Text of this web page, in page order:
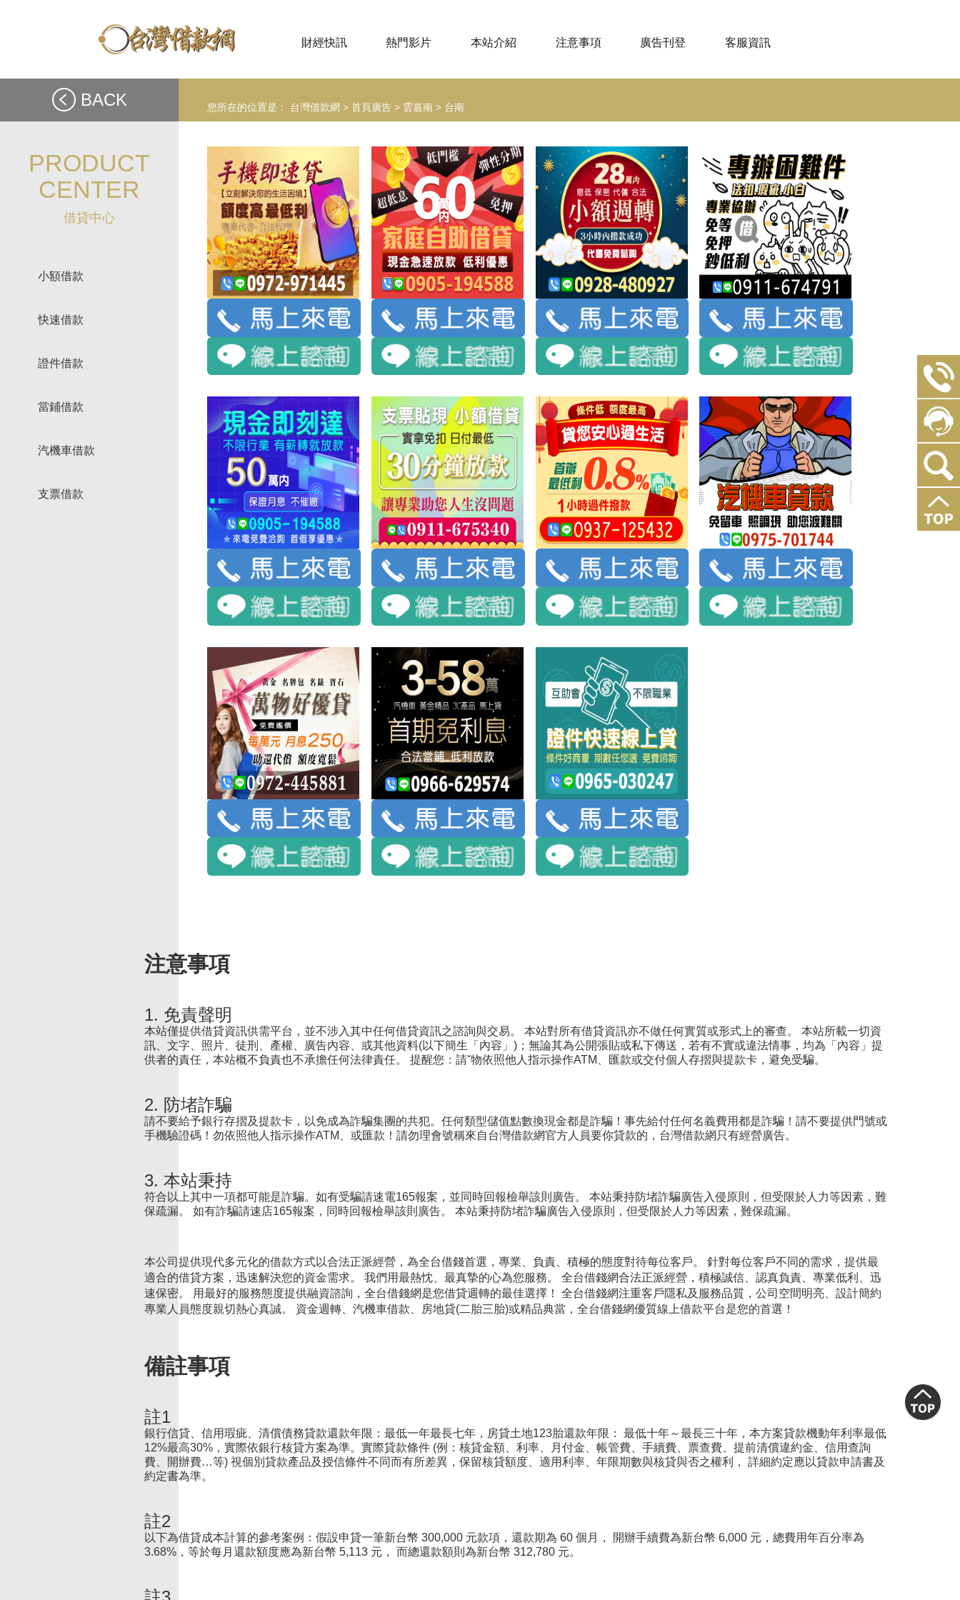
財經快訊 熱門影片 本站介紹 注意事項 廣告刊登 客服資訊
BACK
PRODUCT
CENTER
借貸中心
小額借款
快速借款
證件借款
當鋪借款
汽機車借款
支票借款
您所在的位置是： 台灣借款網 > 首頁廣告 > 雲嘉南 > 台南
注意事項
1. 免責聲明
本站僅提供借貸資訊供需平台，並不涉入其中任何借貸資訊之諮詢與交易。 本站對所有借貸資訊亦不做任何實質或形式上的審查。 本站所載一切資
訊、文字、照片、徒刑、產權、廣告內容、或其他資料(以下簡生「內容」)；無論其為公開張貼或私下傳送，若有不實或違法情事，均為「內容」提
供者的責任，本站概不負責也不承擔任何法律責任。 提醒您：請ˇ物依照他人指示操作ATM、匯款或交付個人存摺與提款卡，避免受騙。
2. 防堵詐騙
請不要給予銀行存摺及提款卡，以免成為詐騙集團的共犯。任何類型儲值點數換現金都是詐騙！事先給付任何名義費用都是詐騙！請不要提供門號或
手機驗證碼！勿依照他人指示操作ATM、或匯款！請勿理會號稱來自台灣借款網官方人員要你貸款的，台灣借款網只有經營廣告。
3. 本站秉持
符合以上其中一項都可能是詐騙。如有受騙請速電165報案，並同時回報檢舉該則廣告。 本站秉持防堵詐騙廣告入侵原則，但受限於人力等因素，難
保疏漏。 如有詐騙請速店165報案，同時回報檢舉該則廣告。 本站秉持防堵詐騙廣告入侵原則，但受限於人力等因素，難保疏漏。
本公司提供現代多元化的借款方式以合法正派經營，為全台借錢首選，專業、負責、積極的態度對待每位客戶。 針對每位客戶不同的需求，提供最
適合的借貸方案，迅速解決您的資金需求。 我們用最熱忱、最真摯的心為您服務。 全台借錢網合法正派經營，積極誠信、認真負責、專業低利、迅
速保密。 用最好的服務態度提供融資諮詢，全台借錢網是您借貸週轉的最佳選擇！ 全台借錢網注重客戶隱私及服務品質，公司空間明亮、設計簡約
專業人員態度親切熱心真誠。 資金週轉、汽機車借款、房地貸(二胎三胎)或精品典當，全台借錢網優質線上借款平台是您的首選！
備註事項
註1
銀行信貸、信用瑕疵、清償債務貸款還款年限：最低一年最長七年，房貸土地123胎還款年限： 最低十年～最長三十年，本方案貸款機動年利率最低
12%最高30%，實際依銀行核貸方案為準。實際貸款條件 (例：核貸金額、利率、月付金、帳管費、手續費、票查費、提前清償違約金、信用查詢
費、開辦費…等) 視個別貸款產品及授信條件不同而有所差異，保留核貸額度、適用利率、年限期數與核貸與否之權利， 詳細約定應以貸款申請書及
約定書為準。
註2
以下為借貸成本計算的參考案例：假設申貸一筆新台幣 300,000 元款項，還款期為 60 個月， 開辦手續費為新台幣 6,000 元，總費用年百分率為
3.68%，等於每月還款額度應為新台幣 5,113 元， 而總還款額則為新台幣 312,780 元。